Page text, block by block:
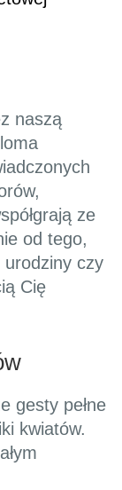
naszą
ze
od tego,
czy
Cię
gesty pełne
kwiatów.